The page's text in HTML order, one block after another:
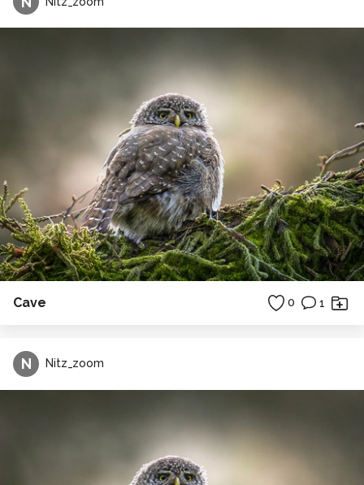
Cave 0 1
N Nitz_zoom